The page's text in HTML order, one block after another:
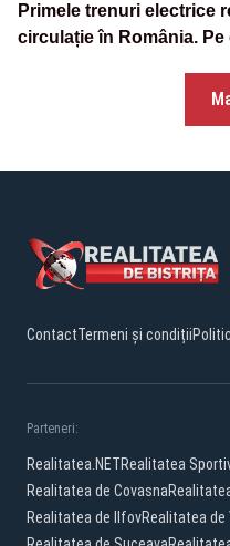
Primele trenuri electrice
circulație în România.
ContactTermeni și condiții
Parteneri:
Realitatea.NETRealitatea
Realitatea de Covasna
Realitatea de IlfovRealitatea de